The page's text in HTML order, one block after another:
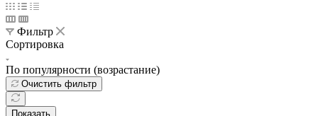
Фильтр
Сортировка
По популярности (возрастание)
Очистить фильтр
Показать